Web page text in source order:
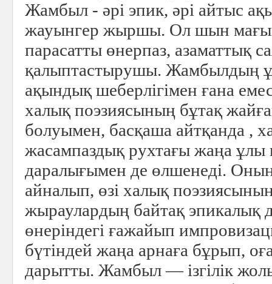
Жамбыл - әрі эпик, әрі айтыс
жауынгер жыршы. Ол шын
парасатты өнерпаз, азаматтық
қалыптастырушы. Жамбылдың
ақындық шеберлігімен ғана
халық поэзиясының бұтақ
болуымен, басқаша айтқанда ,
жасампаздық рухтағы жаңа ұлы
даралығымен де өлшенеді. Оның
айналып, өзі халық
жыраулардың байтақ эпикалық
өнеріндегі ғажайып
бүтіндей жаңа арнаға бұрып,
дарытты. Жамбыл — ізгілік